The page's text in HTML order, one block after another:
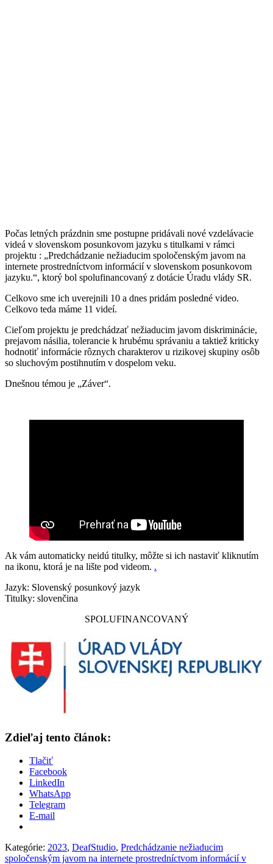
Počas letných prázdnin sme postupne pridávali nové vzdelávacie
videá v slovenskom posunkovom jazyku s titulkami v rámci
projektu : „Predchádzanie nežiaducim spoločenským javom na
internete prostredníctvom informácií v slovenskom posunkovom
jazyku.“, ktorý bol spolufinancovaný z dotácie Úradu vlády SR.
Celkovo sme ich uverejnili 10 a dnes pridám posledné video.
Celkovo teda máme 11 videí.
Cieľom projektu je predchádzať nežiaducim javom diskriminácie,
prejavom násilia, tolerancie k hrubému správaniu a taktiež kriticky
hodnotiť informácie rôznych charakterov u rizikovej skupiny osôb
so sluchovým postihnutím v dospelom veku.
Dnešnou témou je „Záver“.
Ak vám automaticky neidú titulky, môžte si ich nastaviť kliknutím
na ikonu, ktorá je na lište pod videom. .
Jazyk: Slovenský posunkový jazyk
Titulky: slovenčina
SPOLUFINANCOVANÝ
Zdieľaj tento článok:
Tlačiť
Facebook
LinkedIn
WhatsApp
Telegram
E-mail
Kategórie: 2023, DeafStudio, Predchádzanie nežiaducim
spoločenským javom na internete prostredníctvom informácií v